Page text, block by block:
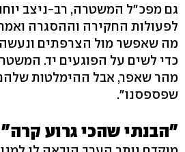
גם מפכ"ל המשטרה, רב-ניצב
לפעולות החקירה וההסגרה
מה שאפשר מול הצרפתים
כדי לשים על הפוגעים יד.
מהר שאפר, אבל ההימלטות
שפספסנו".
"הבנתי שהכי גרוע קרה"